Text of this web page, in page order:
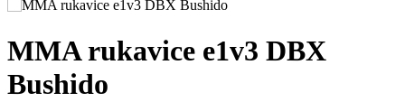
MMA rukavice e1v3 DBX
Bushido